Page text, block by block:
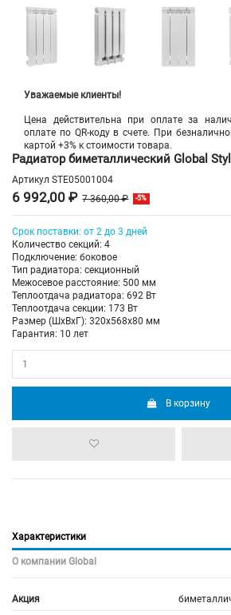
Уважаемые клиенты!
Цена действительна при оплате за
оплате по QR-коду в счете. При
картой +3% к стоимости товара.
Радиатор биметаллический Global
Артикул STE05001004
6 992,00 ₽ 7 360,00 ₽ -5%
Срок поставки: от 2 до 3 дней
Количество секций: 4
Подключение: боковое
Тип радиатора: секционный
Межосевое расстояние: 500 мм
Теплоотдача радиатора: 692 Вт
Теплоотдача секции: 173 Вт
Размер (ШхВхГ): 320х568х80 мм
Гарантия: 10 лет
В корзину
Характеристики
О компании Global
Акция